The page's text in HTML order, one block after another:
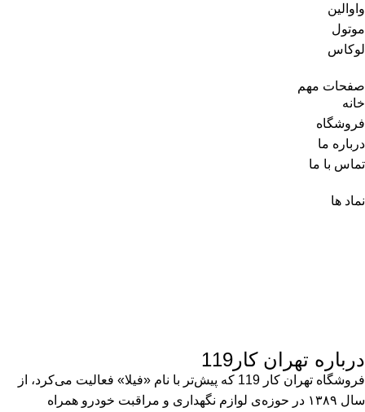
واوالین
موتول
لوکاس
صفحات مهم
خانه
فروشگاه
درباره ما
تماس با ما
نماد ها
درباره تهران کار119
فروشگاه تهران کار 119 که پیش‌تر با نام «فیلا» فعالیت می‌کرد، از
سال ۱۳۸۹ در حوزه‌ی لوازم نگهداری و مراقبت خودرو همراه